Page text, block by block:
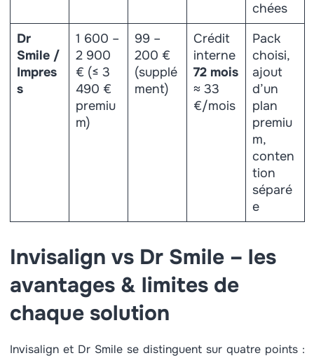
chées
Dr
Smile /
Impres
s
1 600 –
2 900
€ (≤ 3
490 €
premiu
m)
99 –
200 €
(supplé
ment)
Crédit
interne
72 mois
≈ 33
€/mois
Pack
choisi,
ajout
d’un
plan
premiu
m,
conten
tion
séparé
e
Invisalign vs Dr Smile – les
avantages & limites de
chaque solution
Invisalign et Dr Smile se distinguent sur quatre points :